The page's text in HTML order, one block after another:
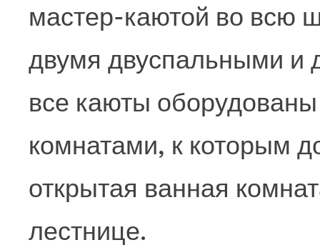
мастер-каютой во всю
двумя двуспальными и
все каюты
комнатами, к которым
открытая ванная
лестнице.